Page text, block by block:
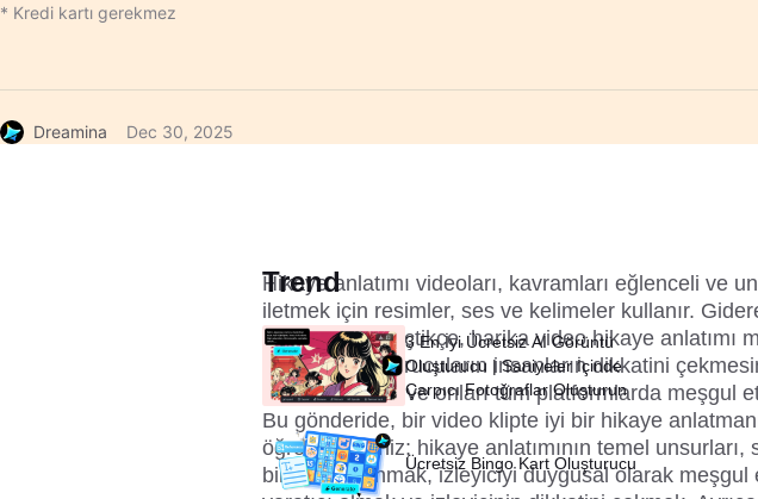
* Kredi kartı gerekmez
Dreamina Dec 30, 2025
Hikaye anlatımı videoları, kavramları eğlenceli ve
iletmek için resimler, ses ve kelimeler kullanır.
video içeriği seçtikçe, harika video hikaye anlatımı
ve içerik oluşturucuların insanların dikkatini
hissetmelerine ve onları tüm platformlarda meşgul
Bu gönderide, bir video klipte iyi bir hikaye
öğreneceksiniz; hikaye anlatımının temel unsurları,
birlikte kullanmak, izleyiciyi duygusal olarak meşgul
Trend
3 En İyi Ücretsiz AI Görüntü
Oluşturucu | Saniyeler İçinde
Çarpıcı Fotoğraflar Oluşturun
Ücretsiz Bingo Kart Oluşturucu